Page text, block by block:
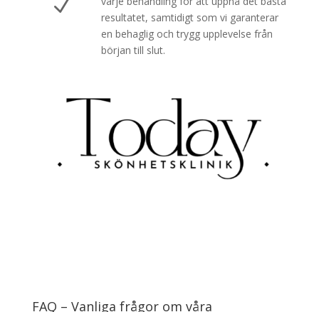
N
resultatet, samtidigt som vi garanterar
en behaglig och trygg upplevelse från
början till slut.
FAQ – Vanliga frågor om våra